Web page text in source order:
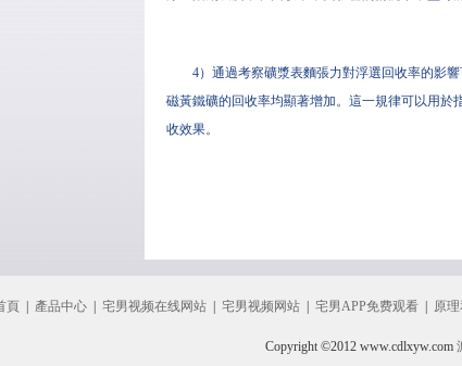
4）通過考察礦漿表麵張力對浮選回收率的影
磁黃鐵礦的回收率均顯著增加。這一規律可以用於
收效果。
頁 產品中心 宅男视频在线网站 宅男视频网站 宅男APP免费观看 原
Copyright ©2012 www.cdlxyw.com